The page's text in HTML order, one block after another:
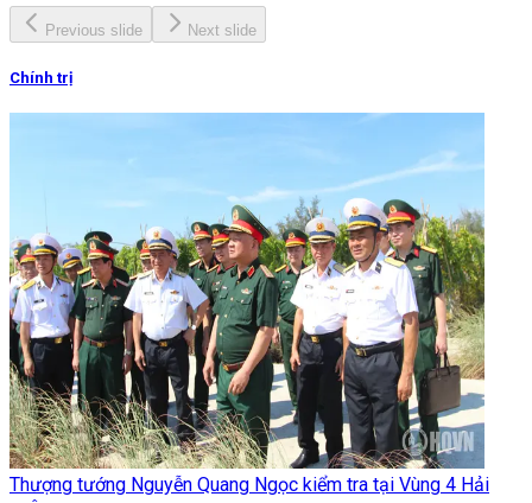
Previous slide Next slide
Chính trị
Thượng tướng Nguyễn Quang Ngọc kiểm tra tại Vùng 4 Hải